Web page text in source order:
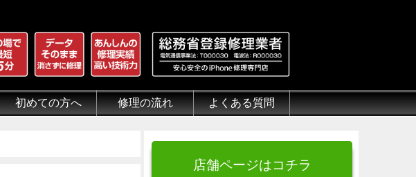
初めての方へ 修理の流れ よくある質問
店舗ページはコチラ